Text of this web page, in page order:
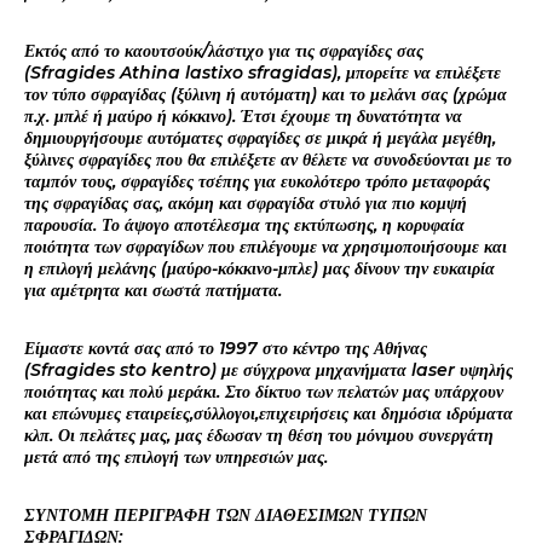
Εκτός από το καουτσούκ/λάστιχο για τις σφραγίδες σας
(Sfragides Athina lastixo sfragidas), μπορείτε να επιλέξετε
τον τύπο σφραγίδας (ξύλινη ή αυτόματη) και το μελάνι σας (χρώμα
π.χ. μπλέ ή μαύρο ή κόκκινο). Έτσι έχουμε τη δυνατότητα να
δημιουργήσουμε αυτόματες σφραγίδες σε μικρά ή μεγάλα μεγέθη,
ξύλινες σφραγίδες που θα επιλέξετε αν θέλετε να συνοδεύονται με το
ταμπόν τους, σφραγίδες τσέπης για ευκολότερο τρόπο μεταφοράς
της σφραγίδας σας, ακόμη και σφραγίδα στυλό για πιο κομψή
παρουσία. Το άψογο αποτέλεσμα της εκτύπωσης, η κορυφαία
ποιότητα των σφραγίδων που επιλέγουμε να χρησιμοποιήσουμε και
η επιλογή μελάνης (μαύρο-κόκκινο-μπλε) μας δίνουν την ευκαιρία
για αμέτρητα και σωστά πατήματα.
Είμαστε κοντά σας από το 1997 στο κέντρο της Αθήνας
(Sfragides sto kentro) με σύγχρονα μηχανήματα laser υψηλής
ποιότητας και πολύ μεράκι. Στο δίκτυο των πελατών μας υπάρχουν
και επώνυμες εταιρείες,σύλλογοι,επιχειρήσεις και δημόσια ιδρύματα
κλπ. Οι πελάτες μας, μας έδωσαν τη θέση του μόνιμου συνεργάτη
μετά από της επιλογή των υπηρεσιών μας.
ΣΥΝΤΟΜΗ ΠΕΡΙΓΡΑΦΗ ΤΩΝ ΔΙΑΘΕΣΙΜΩΝ ΤΥΠΩΝ
ΣΦΡΑΓΙΔΩΝ: